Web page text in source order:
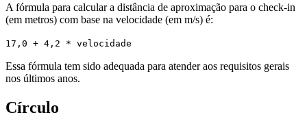
A fórmula para calcular a distância de aproximação para o check-in
(em metros) com base na velocidade (em m/s) é:
17,0 + 4,2 * velocidade
Essa fórmula tem sido adequada para atender aos requisitos gerais
nos últimos anos.
Círculo